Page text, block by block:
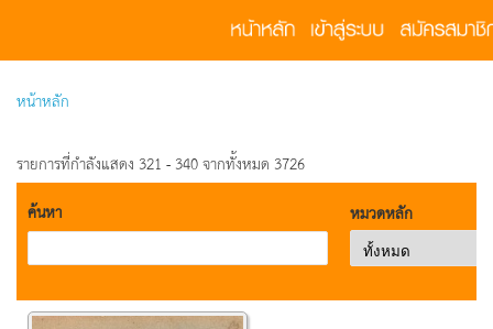
หน้าหลัก
รายการที่กำลังแสดง 321 - 340 จากทั้งหมด 3726
ค้นหา
หมวดหลัก